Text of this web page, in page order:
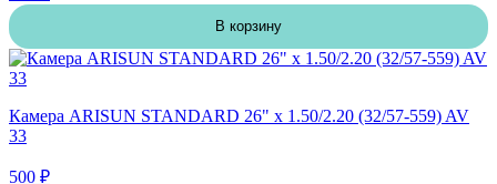
В корзину
Камера ARISUN STANDARD 26" x 1.50/2.20 (32/57-559) AV
33
500 ₽